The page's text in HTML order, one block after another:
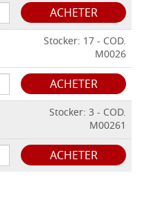
ACHETER
Stocker: 17 - COD.
M0026
ACHETER
Stocker: 3 - COD.
M00261
ACHETER